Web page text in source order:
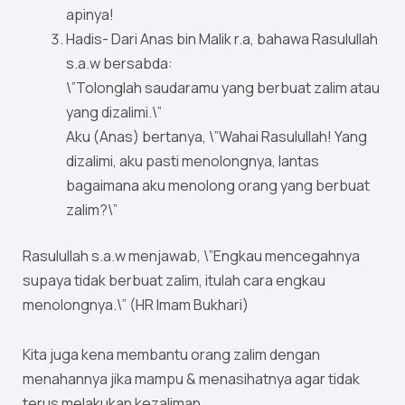
apinya!
Hadis- Dari Anas bin Malik r.a, bahawa Rasulullah
s.a.w bersabda:
\”Tolonglah saudaramu yang berbuat zalim atau
yang dizalimi.\”
Aku (Anas) bertanya, \”Wahai Rasulullah! Yang
dizalimi, aku pasti menolongnya, lantas
bagaimana aku menolong orang yang berbuat
zalim?\”
Rasulullah s.a.w menjawab, \”Engkau mencegahnya
supaya tidak berbuat zalim, itulah cara engkau
menolongnya.\” (HR Imam Bukhari)
Kita juga kena membantu orang zalim dengan
menahannya jika mampu & menasihatnya agar tidak